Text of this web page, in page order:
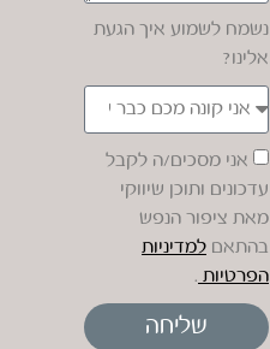
נשמח לשמוע איך הגעת
אלינו?
אני מסכים/ה לקבל
עדכונים ותוכן שיווקי
מאת ציפור הנפש
בהתאם למדיניות
הפרטיות .
שליחה